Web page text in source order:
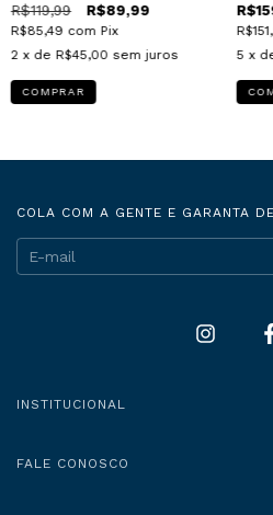
R$119,99 R$89,99
R$85,49 com Pix
2 x de R$45,00 sem juros
COMPRAR
5 x
COLA COM A GENTE E GARANTA
INSTITUCIONAL
FALE CONOSCO